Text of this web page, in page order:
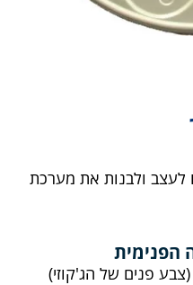
לעצב ולבנות את מערכת
הפנימית
פנים של הג'קוזי)